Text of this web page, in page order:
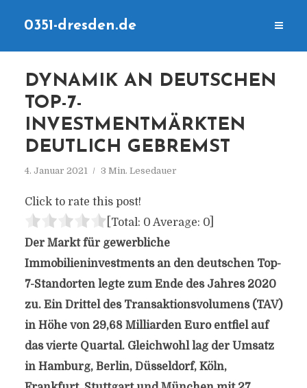
0351-dresden.de
DYNAMIK AN DEUTSCHEN
TOP-7-
INVESTMENTMÄRKTEN
DEUTLICH GEBREMST
4. Januar 2021 3 Min. Lesedauer
Click to rate this post!
[Total: 0 Average: 0]
Der Markt für gewerbliche
Immobilieninvestments an den deutschen Top-
7-Standorten legte zum Ende des Jahres 2020
zu. Ein Drittel des Transaktionsvolumens (TAV)
in Höhe von 29,68 Milliarden Euro entfiel auf
das vierte Quartal. Gleichwohl lag der Umsatz
in Hamburg, Berlin, Düsseldorf, Köln,